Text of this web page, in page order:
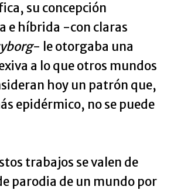
su concepción
e híbrida -con claras
- le otorgaba una
a lo que otros mundos
hoy un patrón que,
epidérmico, no se puede
trabajos se valen de
parodia de un mundo por